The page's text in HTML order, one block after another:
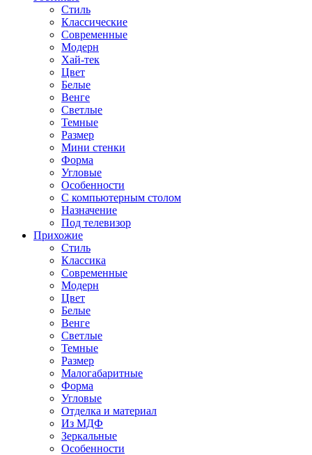
Стиль
Классические
Современные
Модерн
Хай-тек
Цвет
Белые
Венге
Светлые
Темные
Размер
Мини стенки
Форма
Угловые
Особенности
С компьютерным столом
Назначение
Под телевизор
Прихожие
Стиль
Классика
Современные
Модерн
Цвет
Белые
Венге
Светлые
Темные
Размер
Малогабаритные
Форма
Угловые
Отделка и материал
Из МДФ
Зеркальные
Особенности